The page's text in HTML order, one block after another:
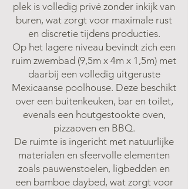
plek is volledig privé zonder inkijk van
buren, wat zorgt voor maximale rust
en discretie tijdens producties.
Op het lagere niveau bevindt zich een
ruim zwembad (9,5m x 4m x 1,5m) met
daarbij een volledig uitgeruste
Mexicaanse poolhouse. Deze beschikt
over een buitenkeuken, bar en toilet,
evenals een houtgestookte oven,
pizzaoven en BBQ.
De ruimte is ingericht met natuurlijke
materialen en sfeervolle elementen
zoals pauwenstoelen, ligbedden en
een bamboe daybed, wat zorgt voor